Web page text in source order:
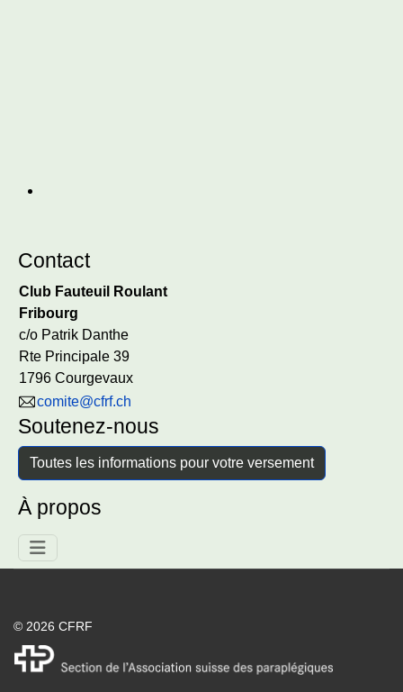
Contact
Club Fauteuil Roulant
Fribourg
c/o Patrik Danthe
Rte Principale 39
1796 Courgevaux
comite@cfrf.ch
Soutenez-nous
Toutes les informations pour votre versement
À propos
© 2026 CFRF